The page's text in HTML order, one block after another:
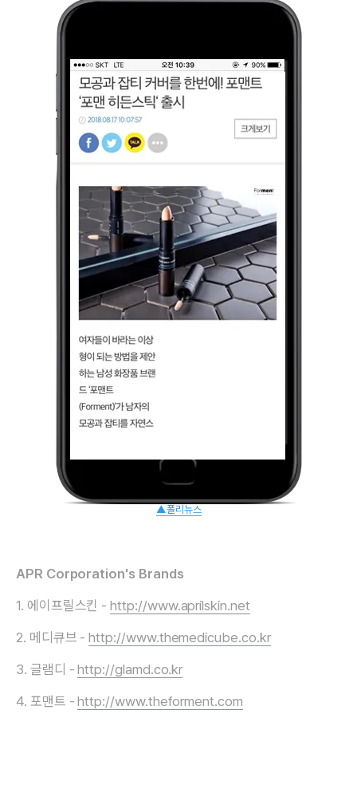
▲폴리뉴스
APR Corporation's Brands
1. 에이프릴스킨 -http://www.aprilskin.net
2. 메디큐브 -http://www.themedicube.co.kr
3. 글램디 -http://glamd.co.kr
4. 포맨트 -http://www.theforment.com